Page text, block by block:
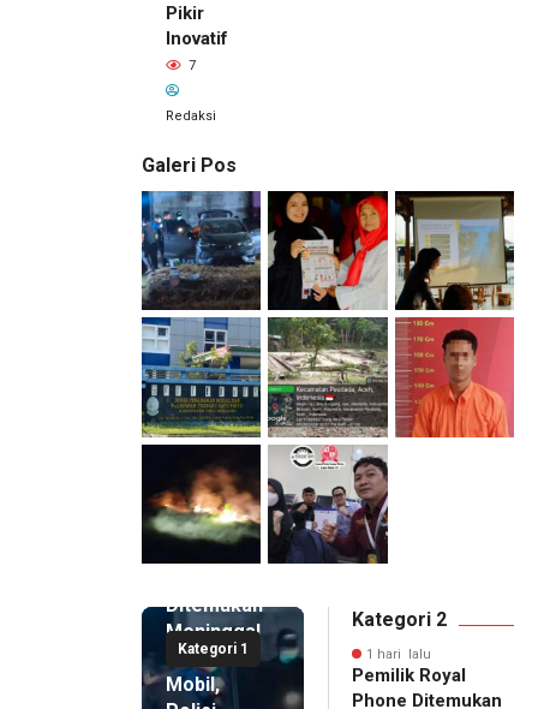
Pikir
Inovatif
7
Redaksi
Galeri Pos
Kategori 1
1 hari lalu
Pemilik
Ditemukan
Meninggal
di Dalam
Mobil,
Kategori 2
1 hari lalu
Pemilik Royal
Phone Ditemukan